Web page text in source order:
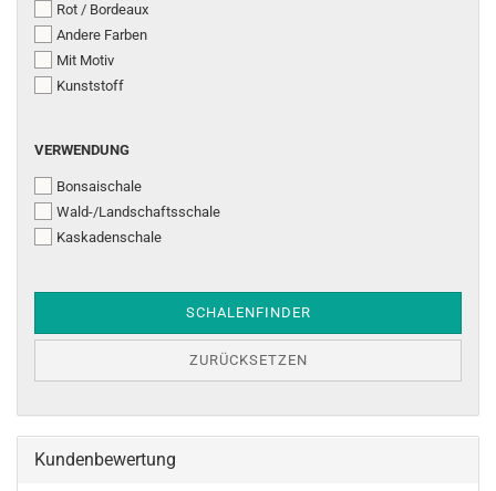
Rot / Bordeaux
Andere Farben
Mit Motiv
Kunststoff
VERWENDUNG
VERWENDUNG
Bonsaischale
Wald-/Landschaftsschale
Kaskadenschale
SCHALENFINDER
ZURÜCKSETZEN
Kundenbewertung